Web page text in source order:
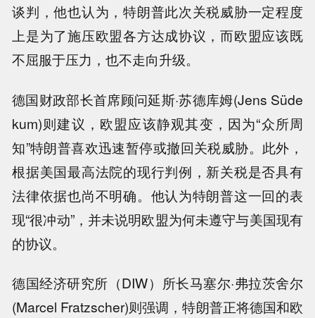
谈判，他也认为，特朗普此次关税威胁一定程度
上是为了施压欧盟各方达成协议，而欧盟应该既
不屈服于压力，也不走向升级。
德国财政部长首席顾问延斯·苏德库姆(Jens Süde
kum)则建议，欧盟应该静观其变，因为“众所周
知”特朗普喜欢迅速暂停或撤回关税威胁。此外，
根据美国最高法院的现行判例，新关税是否具有
法律依据也尚不明确。他认为特朗普这一回的表
现“很冲动”，并未说明欧盟为何未遵守与美国现有
的协议。
德国经济研究所（DIW）所长马塞尔·弗拉茨舍尔
(Marcel Fratzscher)则强调，特朗普正将德国和欧